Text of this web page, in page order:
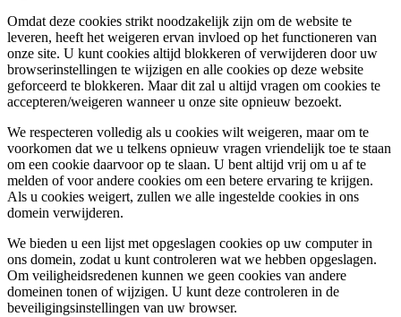
Omdat deze cookies strikt noodzakelijk zijn om de website te
leveren, heeft het weigeren ervan invloed op het functioneren van
onze site. U kunt cookies altijd blokkeren of verwijderen door uw
browserinstellingen te wijzigen en alle cookies op deze website
geforceerd te blokkeren. Maar dit zal u altijd vragen om cookies te
accepteren/weigeren wanneer u onze site opnieuw bezoekt.
We respecteren volledig als u cookies wilt weigeren, maar om te
voorkomen dat we u telkens opnieuw vragen vriendelijk toe te staan
om een cookie daarvoor op te slaan. U bent altijd vrij om u af te
melden of voor andere cookies om een betere ervaring te krijgen.
Als u cookies weigert, zullen we alle ingestelde cookies in ons
domein verwijderen.
We bieden u een lijst met opgeslagen cookies op uw computer in
ons domein, zodat u kunt controleren wat we hebben opgeslagen.
Om veiligheidsredenen kunnen we geen cookies van andere
domeinen tonen of wijzigen. U kunt deze controleren in de
beveiligingsinstellingen van uw browser.